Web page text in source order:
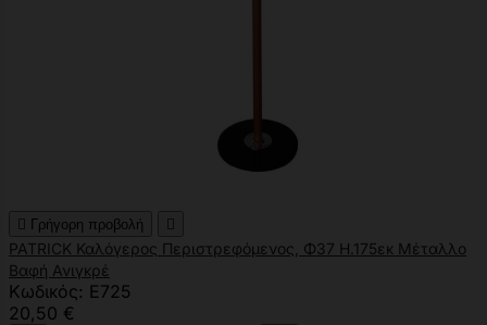
 Γρήγορη προβολή 
PATRICK Καλόγερος Περιστρεφόμενος, Φ37 H.175εκ Μέταλλο
Βαφή Ανιγκρέ
Κωδικός: Ε725
20,50 €